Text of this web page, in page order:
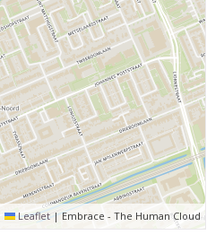
Leaflet |Embrace - The Human Cloud